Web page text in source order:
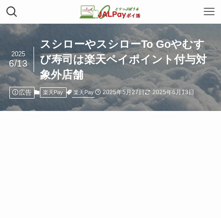
スシローやスシローTo Goやむす
び寿司は楽天ペイポイント付与対
象外店舗
2025
6/13
広告 楽天Pay 楽天Pay 2025年5月27日 2025年6月13日